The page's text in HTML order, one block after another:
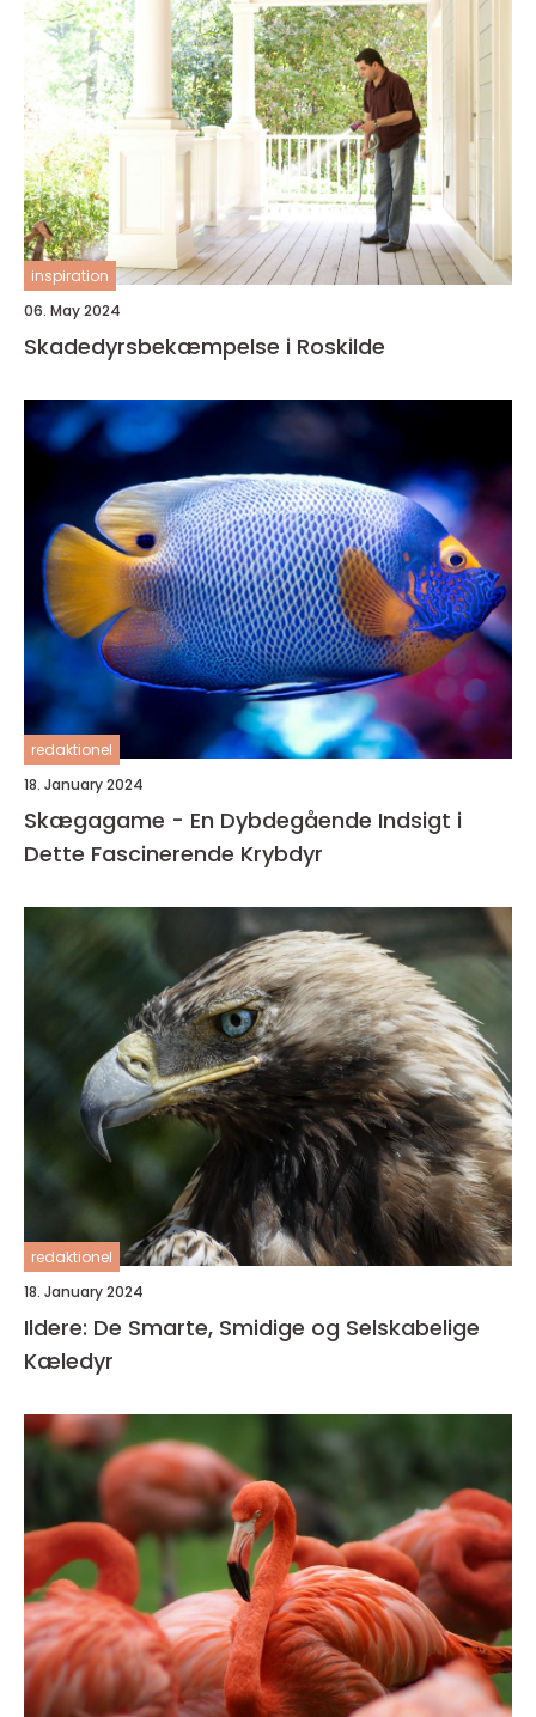
inspiration
06. May 2024
Skadedyrsbekæmpelse i Roskilde
redaktionel
18. January 2024
Skægagame - En Dybdegående Indsigt i
Dette Fascinerende Krybdyr
redaktionel
18. January 2024
Ildere: De Smarte, Smidige og Selskabelige
Kæledyr